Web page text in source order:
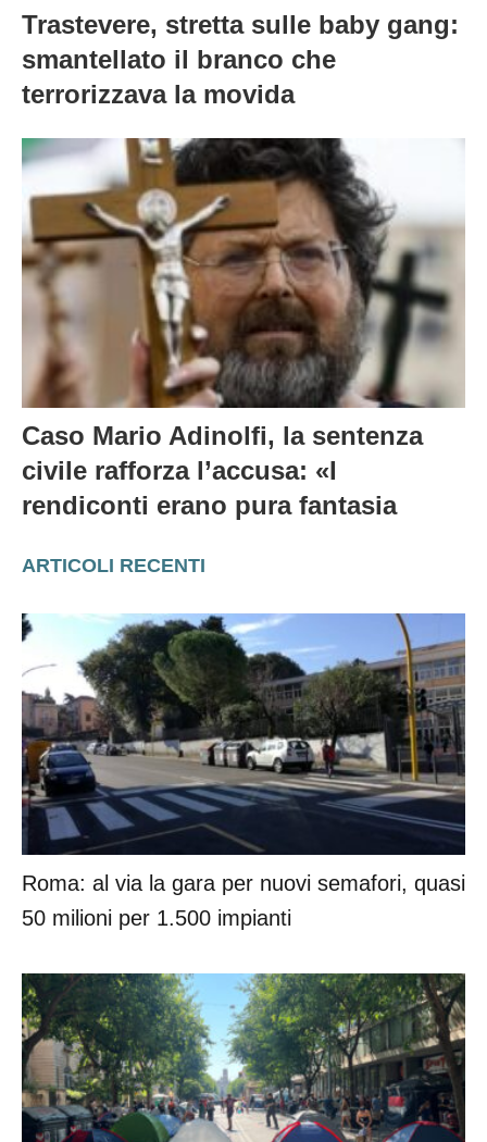
Trastevere, stretta sulle baby gang:
smantellato il branco che
terrorizzava la movida
Caso Mario Adinolfi, la sentenza
civile rafforza l’accusa: «I
rendiconti erano pura fantasia
ARTICOLI RECENTI
Roma: al via la gara per nuovi semafori, quasi
50 milioni per 1.500 impianti